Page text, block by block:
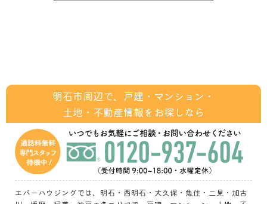
明石市周辺で、戸建・マンション・
土地・不動産情報をお探しなら
エバーハウジングでは、明石・西明石・大久保・魚住・二見・加古